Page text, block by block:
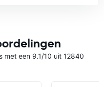
met een 9.1/10 uit 12840